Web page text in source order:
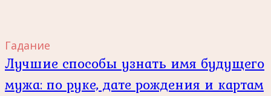
Гадание
Лучшие способы узнать имя будущего
мужа: по руке, дате рождения и картам